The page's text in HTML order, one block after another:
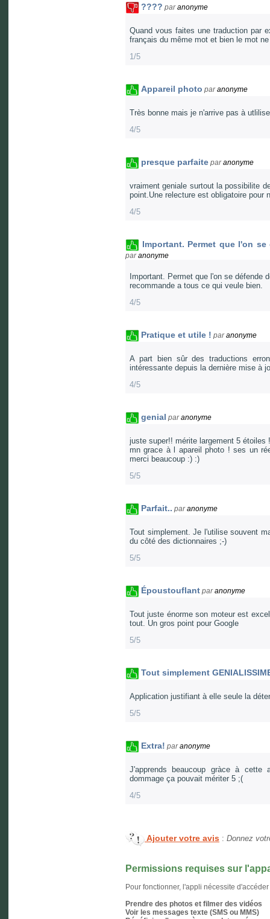
???? paranonyme
Quand vous faites une traduction par
français du même mot et bien le mot
1/5
Appareil photo paranonyme
Très bonne mais je n'arrive pas à
4/5
presque parfaite paranonyme
vraiment geniale surtout la possibilite
point.Une relecture est obligatoire pour
4/5
Important. Permet que l'on
paranonyme
Important. Permet que l'on se défende
recommande a tous ce qui veule bien.
4/5
Pratique et utile ! paranonyme
A part bien sûr des traductions
intéressante depuis la dernière mise à
4/5
genial paranonyme
juste super!! mérite largement 5
mn grace à l apareil photo ! ses un
merci beaucoup :) :)
5/5
Parfait.. paranonyme
Tout simplement. Je l'utilise souvent
du côté des dictionnaires ;-)
5/5
Époustouflant paranonyme
Tout juste énorme son moteur est
tout. Un gros point pour Google
5/5
Tout simplement
Application justifiant à elle seule la
5/5
Extra! paranonyme
J'apprends beaucoup gràce à cette
dommage ça pouvait mériter 5 ;(
4/5
Ajouter votre avis : Donnez
Permissions requises sur
Pour fonctionner, l'appli nécessite
Prendre des photos et filmer des vidéos
Voir les messages texte (SMS ou MMS)